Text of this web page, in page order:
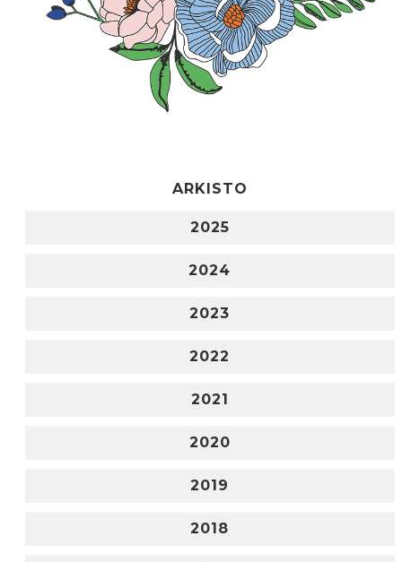
ARKISTO
2025
2024
2023
2022
2021
2020
2019
2018